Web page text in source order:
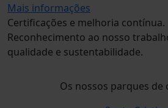
Mais informações
Certificações e melhoria contínua.
Reconhecimento ao nosso
qualidade e sustentabilidade.
Os nossos parques de